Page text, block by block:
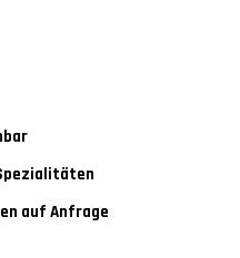
auf Anfrage